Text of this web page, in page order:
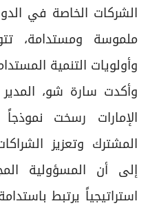
الشركات الخاصة في
ملموسة ومستدامة،
وأولويات التنمية
وأكدت سارة شو، المدير
الإمارات رسخت
المشترك وتعزيز
إلى أن المسؤولية
استراتيجياً يرتبط